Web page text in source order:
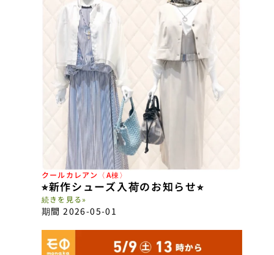
クールカレアン〈A棟〉
⭐︎新作シューズ入荷のお知らせ⭐︎
続きを見る»
期間 2026-05-01